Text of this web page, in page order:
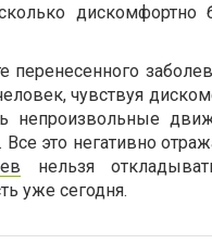
дискомфортно
перенесенного
чувствуя
непроизвольные
это негативно
нельзя
уже сегодня.